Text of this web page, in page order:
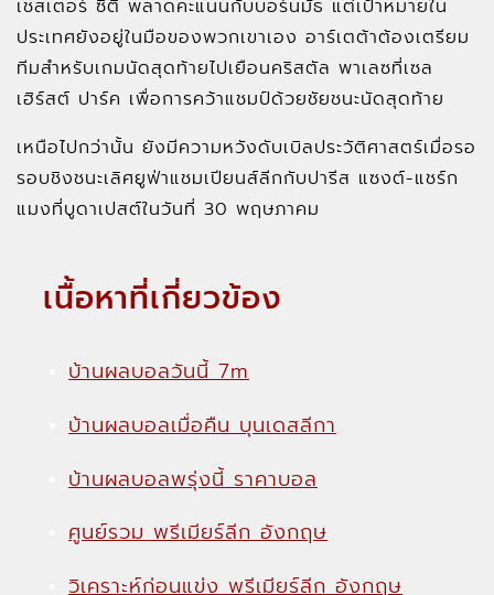
เชสเตอร์ ซิตี้ พลาดคะแนนกับบอร์นมัธ แต่เป้าหมายใน
ประเทศยังอยู่ในมือของพวกเขาเอง อาร์เตต้าต้องเตรียม
ทีมสำหรับเกมนัดสุดท้ายไปเยือนคริสตัล พาเลซที่เซล
เฮิร์สต์ ปาร์ค เพื่อการคว้าแชมป์ด้วยชัยชนะนัดสุดท้าย
เหนือไปกว่านั้น ยังมีความหวังดับเบิลประวัติศาสตร์เมื่อรอ
รอบชิงชนะเลิศยูฟ่าแชมเปียนส์ลีกกับปารีส แซงต์-แชร์ก
แมงที่บูดาเปสต์ในวันที่ 30 พฤษภาคม
เนื้อหาที่เกี่ยวข้อง
บ้านผลบอลวันนี้ 7m
บ้านผลบอลเมื่อคืน บุนเดสลีกา
บ้านผลบอลพรุ่งนี้ ราคาบอล
ศูนย์รวม พรีเมียร์ลีก อังกฤษ
วิเคราะห์ก่อนแข่ง พรีเมียร์ลีก อังกฤษ